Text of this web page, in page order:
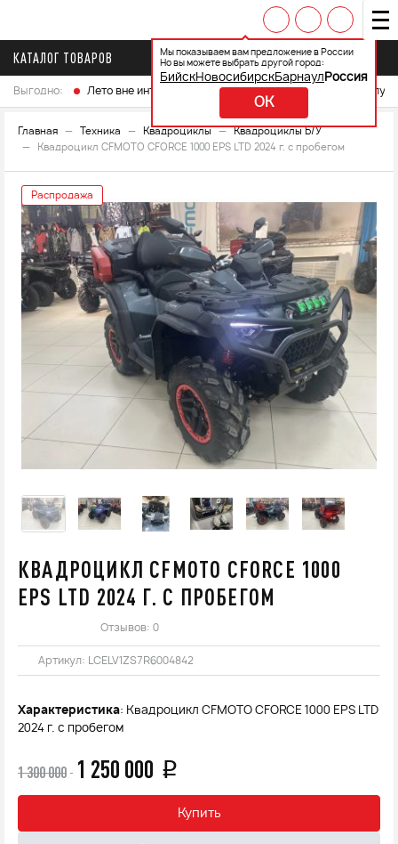
Мы показываем вам предложение в России
Но вы можете выбрать другой город:
БийскНовосибирскБарнаул Россия
OK
КАТАЛОГ ТОВАРОВ
Выгодно: Лето вне интренета Выберите свой мотоцикл и
Главная Техника Квадроциклы
Квадроциклы Б/У
Квадроцикл CFMOTO CFORCE 1000 EPS LTD 2024 г. с пробегом
Распродажа
КВАДРОЦИКЛ CFMOTO CFORCE 1000
EPS LTD 2024 Г. С ПРОБЕГОМ
Отзывов: 0
Артикул: LCELV1ZS7R6004842
Характеристика: Квадроцикл CFMOTO CFORCE 1000 EPS LTD
2024 г. с пробегом
1 300 000 1 250 000 q
Купить